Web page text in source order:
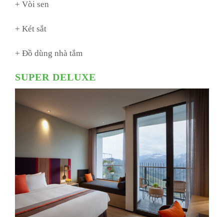
+ Vòi sen
+ Két sắt
+ Đồ dùng nhà tắm
SUPER DELUXE